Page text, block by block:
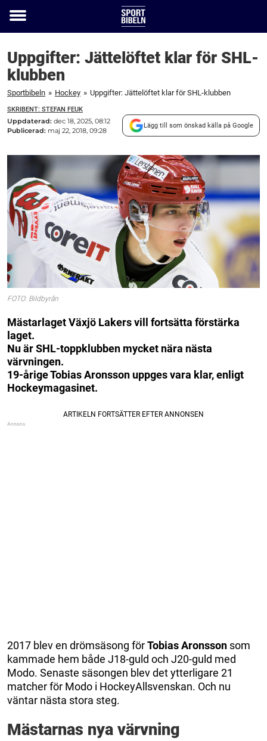
Toggle
Uppgifter: Jättelöftet klar för SHL-
klubben
Sportbibeln » Hockey » Uppgifter: Jättelöftet klar för SHL-klubben
SKRIBENT: STEFAN FEUK
Uppdaterad: dec 18, 2025, 08:12
Publicerad: maj 22, 2018, 09:28
Lägg till som önskad källa på Google
FOTO: Bildbyrån
Mästarlaget Växjö Lakers vill fortsätta förstärka
laget.
Nu är SHL-toppklubben mycket nära nästa
värvningen.
19-årige Tobias Aronsson uppges vara klar, enligt
Hockeymagasinet.
2017 blev en drömsäsong förTobias Aronsson som
kammade hem både J18-guld och J20-guld med
Modo. Senaste säsongen blev det ytterligare 21
matcher för Modo i HockeyAllsvenskan. Och nu
väntar nästa stora steg.
Mästarnas nya värvning